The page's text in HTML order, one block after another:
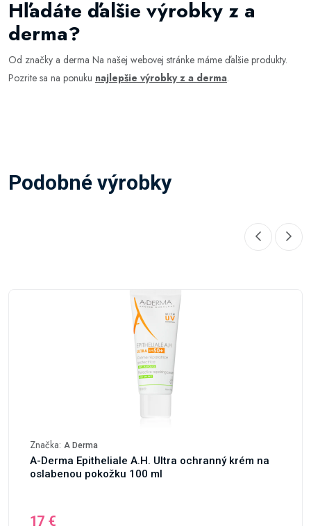
Hľadáte ďalšie výrobky z a
derma?
Od značky a derma Na našej webovej stránke máme ďalšie produkty.
Pozrite sa na ponuku najlepšie výrobky z a derma.
Podobné výrobky
Značka: A Derma
A-Derma Epitheliale A.H. Ultra ochranný krém na
oslabenou pokožku 100 ml
17 €